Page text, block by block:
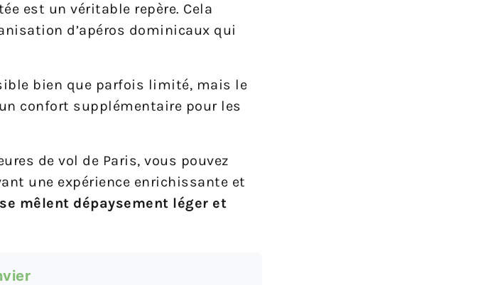
est un véritable repère. Cela
d’apéros dominicaux qui
bien que parfois limité, mais le
confort supplémentaire pour les
de vol de Paris, vous pouvez
une expérience enrichissante et
mêlent dépaysement léger et